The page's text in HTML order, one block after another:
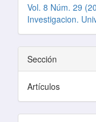
Vol. 8 Núm. 29
Investigacion.
Sección
Artículos